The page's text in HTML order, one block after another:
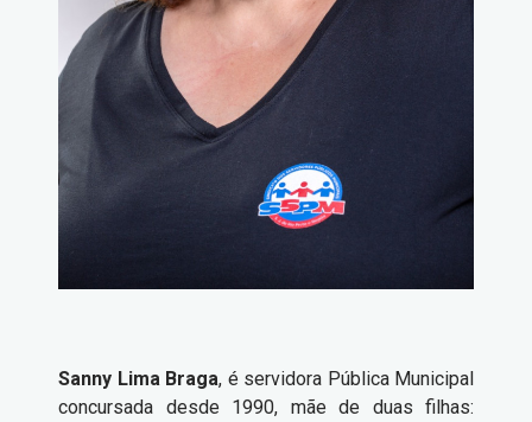
Sanny Lima Braga, é servidora Pública Municipal
concursada desde 1990, mãe de duas filhas: